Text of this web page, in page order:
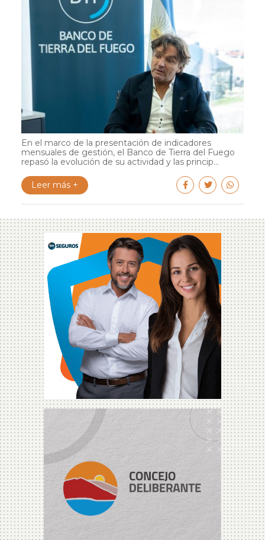
En el marco de la presentación de indicadores
mensuales de gestión, el Banco de Tierra del Fuego
repasó la evolución de su actividad y las princip...
Leer más +